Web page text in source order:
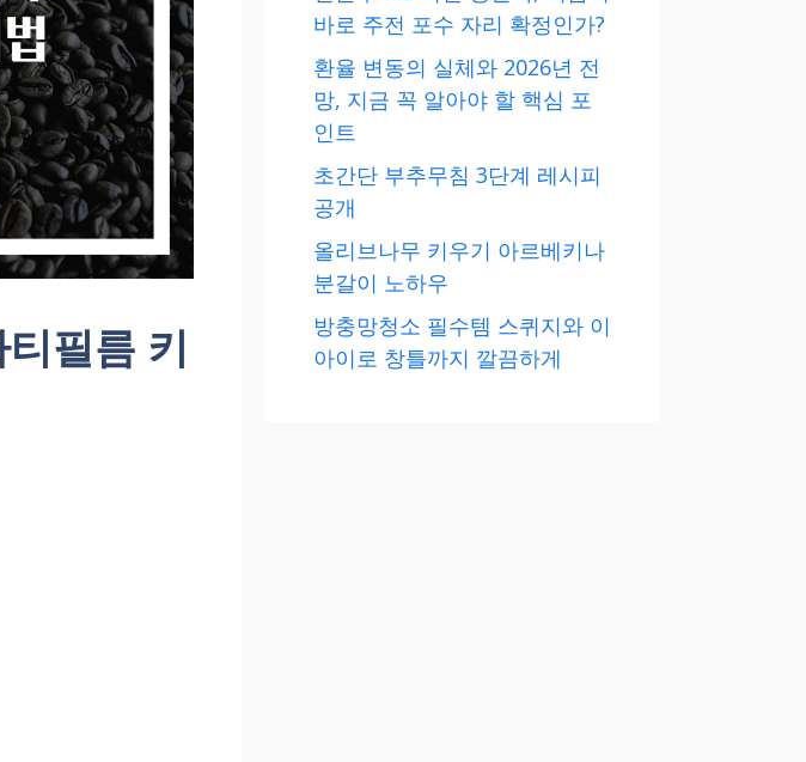
필름 키
바로 주전 포수 자리 확정인가?
환율 변동의 실체와 2026년 전
망, 지금 꼭 알아야 할 핵심 포
인트
초간단 부추무침 3단계 레시피
공개
올리브나무 키우기 아르베키나
분갈이 노하우
방충망청소 필수템 스퀴지와 이
아이로 창틀까지 깔끔하게